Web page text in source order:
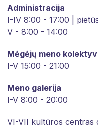
Administracija
I-IV 8:00 - 17:00 |
V - 8:00 - 14:00
Mėgėjų meno
I-V 15:00 - 21:00
Meno galerija
I-V 8:00 - 20:00
VI-VII kultūros centras